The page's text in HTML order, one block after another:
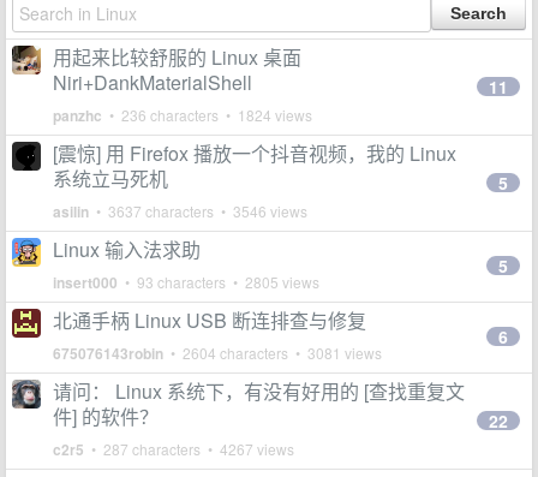
用起来比较舒服的 Linux 桌面
Niri+DankMaterialShell
panzhc • 236 characters • 1824 views
11
[震惊] 用 Firefox 播放一个抖音视频，我的 Linux
系统立马死机
asilin • 3637 characters • 3546 views
5
Linux 输入法求助
insert000 • 93 characters • 2805 views
5
北通手柄 Linux USB 断连排查与修复
675076143robin • 2604 characters • 3081 views
6
请问： Linux 系统下，有没有好用的 [查找重复文
件] 的软件？
c2r5 • 287 characters • 4267 views
22